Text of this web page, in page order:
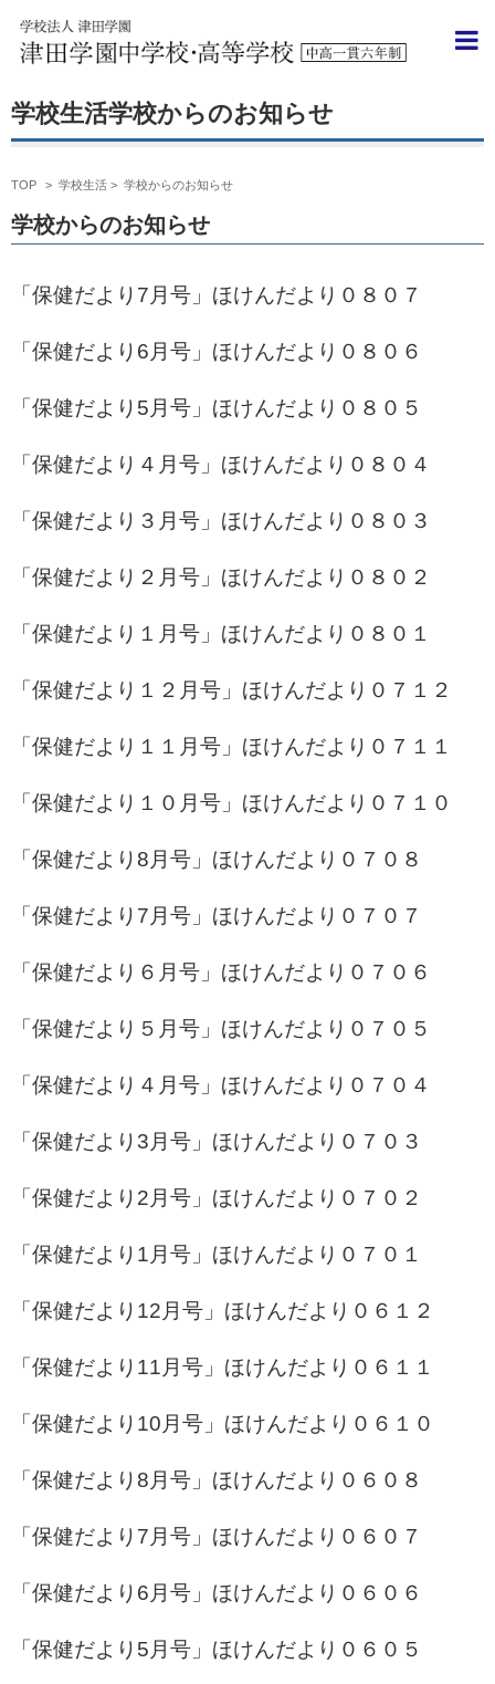
学校からのお知らせ
TOP > 学校生活 > 学校からのお知らせ
学校からのお知らせ
「保健だより7月号」 ほけんだより０８０７
「保健だより6月号」 ほけんだより０８０６
「保健だより5月号」 ほけんだより０８０５
「保健だより４月号」 ほけんだより０８０４
「保健だより３月号」 ほけんだより０８０３
「保健だより２月号」 ほけんだより０８０２
「保健だより１月号」 ほけんだより０８０１
「保健だより１２月号」 ほけんだより０７１２
「保健だより１１月号」 ほけんだより０７１１
「保健だより１０月号」 ほけんだより０７１０
「保健だより8月号」 ほけんだより０７０８
「保健だより7月号」 ほけんだより０７０７
「保健だより６月号」 ほけんだより０７０６
「保健だより５月号」 ほけんだより０７０５
「保健だより４月号」 ほけんだより０７０４
「保健だより3月号」 ほけんだより０７０３
「保健だより2月号」 ほけんだより０７０２
「保健だより1月号」 ほけんだより０７０１
「保健だより12月号」 ほけんだより０６１２
「保健だより11月号」 ほけんだより０６１１
「保健だより10月号」 ほけんだより０６１０
「保健だより8月号」 ほけんだより０６０８
「保健だより7月号」 ほけんだより０６０７
「保健だより6月号」 ほけんだより０６０６
「保健だより5月号」 ほけんだより０６０５